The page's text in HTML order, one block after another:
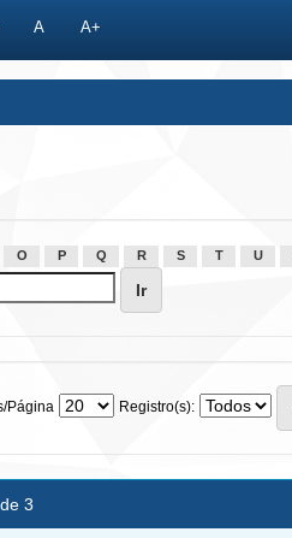
A A+
O P Q R S T U
Página Registro(s):
3